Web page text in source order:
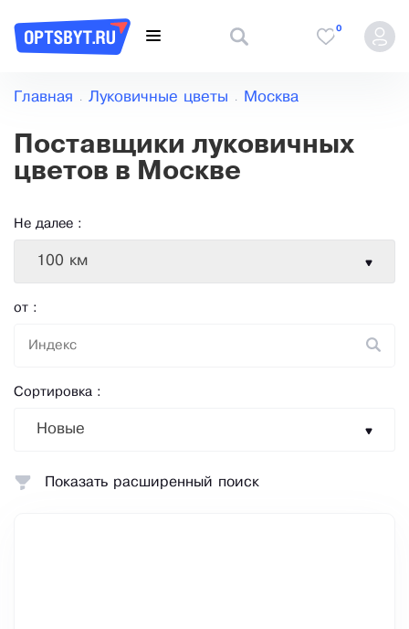
0
Главная Луковичные цветы Москва
Поставщики луковичных
цветов в Москве
Не далее :
100 км
от :
Сортировка :
Новые
Показать расширенный поиск